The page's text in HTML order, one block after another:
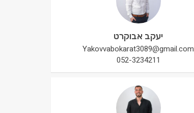
יעקב אבוקרט
Yakovvabokarat3089@gmail.com
052-3234211